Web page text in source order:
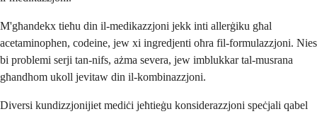
M'għandekx tieħu din il-medikazzjoni jekk inti allerġiku għal
acetaminophen, codeine, jew xi ingredjenti oħra fil-formulazzjoni. Nies
bi problemi serji tan-nifs, ażma severa, jew imblukkar tal-musrana
għandhom ukoll jevitaw din il-kombinazzjoni.
Diversi kundizzjonijiet mediċi jeħtieġu konsiderazzjoni speċjali qabel